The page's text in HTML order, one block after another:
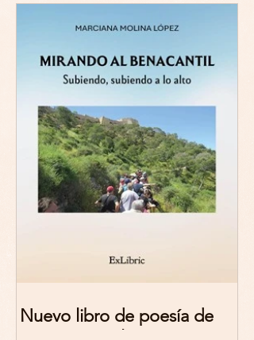
Nuevo libro de poesía de